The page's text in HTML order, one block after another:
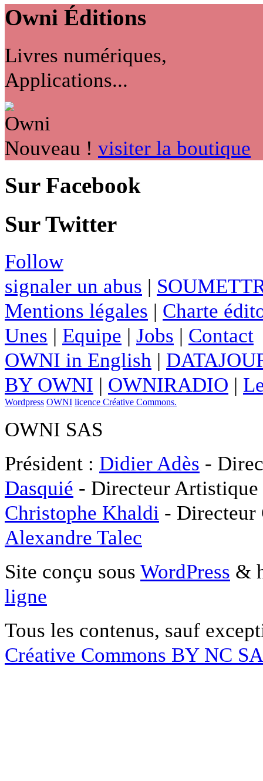
Owni Éditions
Livres numériques,
Applications...
Nouveau ! visiter la boutique
Sur Facebook
Sur Twitter
Follow
signaler un abus |
Mentions légales | Charte
Unes | Equipe | Jobs | Contact
OWNI in English |
BY OWNI | OWNIRADIO |
Wordpress OWNI licence Créative Commons.
OWNI SAS
Président : Didier Adès -
Dasquié - Directeur
Christophe Khaldi -
Alexandre Talec
Site conçu sous WordPress &
ligne
Tous les contenus, sauf
Créative Commons BY NC SA